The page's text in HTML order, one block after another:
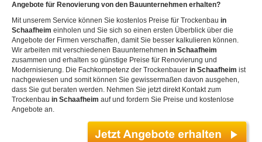
Angebote für Renovierung von den Bauunternehmen erhalten?
Mit unserem Service können Sie kostenlos Preise für Trockenbau in
Schaafheim einholen und Sie sich so einen ersten Überblick über die
Angebote der Firmen verschaffen, damit Sie besser kalkulieren können.
Wir arbeiten mit verschiedenen Bauunternehmen in Schaafheim
zusammen und erhalten so günstige Preise für Renovierung und
Modernisierung. Die Fachkompetenz der Trockenbauer in Schaafheim ist
nachgewiesen und somit können Sie gewissermaßen davon ausgehen,
dass Sie gut beraten werden. Nehmen Sie jetzt direkt Kontakt zum
Trockenbau in Schaafheim auf und fordern Sie Preise und kostenlose
Angebote an.